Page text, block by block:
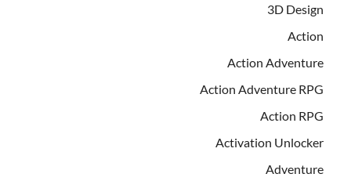
3D Design
Action
Action Adventure
Action Adventure RPG
Action RPG
Activation Unlocker
Adventure